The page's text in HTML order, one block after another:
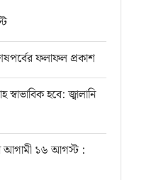
ফলাফল প্রকাশ
হবে: জ্বালানি
আগামী ১৬ আগস্ট :